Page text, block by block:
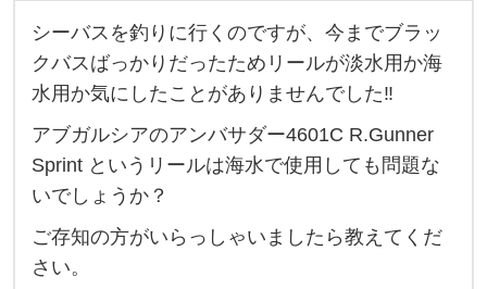
シ
ー
ス
を
り
に
シーバスを釣りに行くのですが、今までブラッ
クバスばっかりだったためリールが淡水用か海
水用か気にしたことがありませんでした‼︎
アブガルシアのアンバサダー4601C R.Gunner
Sprint というリールは海水で使用しても問題な
いでしょうか？
ご存知の方がいらっしゃいましたら教えてくだ
さい。